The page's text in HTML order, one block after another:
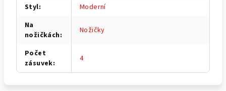
Styl:
Moderní
Na
nožičkách: Nožičky
Počet
zásuvek: 4